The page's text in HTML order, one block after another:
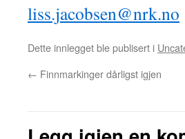
liss.jacobsen@nrk.no
Dette innlegget ble publisert i
← Finnmarkinger dårligst igjen